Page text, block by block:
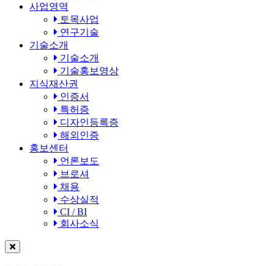
사업영역
토목사업
연구기술
기술소개
기술소개
기술홍보영상
지식재산권
인증서
특허증
디자인등록증
해외인증
홍보센터
언론보도
브로셔
채용
수상실적
CI / BI
회사소식